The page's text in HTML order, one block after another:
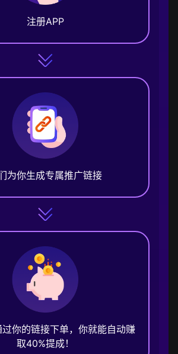
注册APP
为你生成专属推广链接
过你的链接下单，你就能自动赚
取40%提成！